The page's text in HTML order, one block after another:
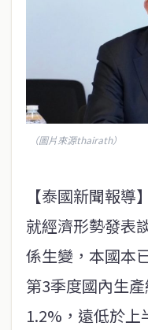
（圖片來源thairath）
【泰國新聞報
就經濟形勢發表
係生變，本國本
第3季度國內生
1.2%，遠低於